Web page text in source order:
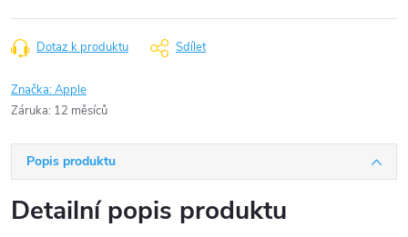
Dotaz k produktu Sdílet
Značka:Apple
Záruka: 12 měsíců
Popis produktu
Detailní popis produktu